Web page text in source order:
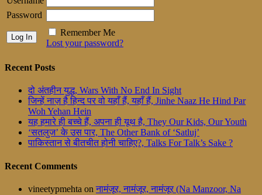
Password
Remember Me
Lost your password?
Recent Posts
दो अंतहीन युद्ध, Wars With No End In Sight
जिन्हें नाज़ है हिन्द पर वो यहाँ हैं, यहाँ हैं, Jinhe Naaz He Hind Par
Woh Yehan Hein
यह हमारे ही बच्चे हैं, अपना ही यूथ है, They Our Kids, Our Youth
‘सतलुज’ के उस पार, The Other Bank of ‘Satluj’
पाकिस्तान से बीतचीत होनी चाहिए?, Talks For Talk’s Sake ?
Recent Comments
vineetypmehta on नामंजूर, नामंजूर, नामंजूर (Na Manzoor, Na